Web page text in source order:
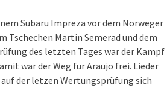
Subaru Impreza vor dem Norweger
Tschechen Martin Semerad und dem
des letzten Tages war der Kampf
war der Weg für Araujo frei. Lieder
auf der letzen Wertungsprüfung sich